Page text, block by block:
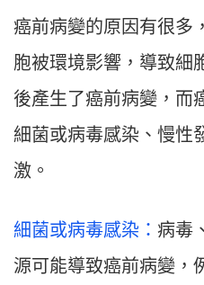
癌前病變的原因有很多
胞被環境影響，導致細
後產生了癌前病變，而
細菌或病毒感染、慢性
激。
細菌或病毒感染： 病毒
源可能導致癌前病變，